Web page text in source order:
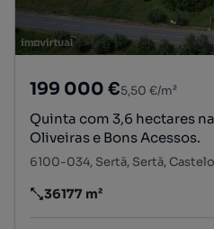
199 000 €5,50 €/m²
Quinta com 3,6 hectares
Oliveiras e Bons Acessos.
6100-034, Sertã, Sertã,
Preço por metro quadrado
36177 m²